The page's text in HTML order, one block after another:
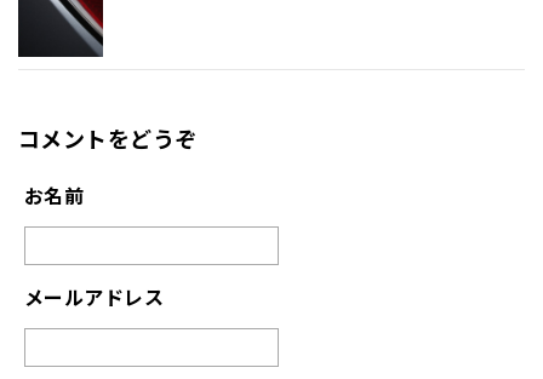
コメントをどうぞ
お名前
メールアドレス